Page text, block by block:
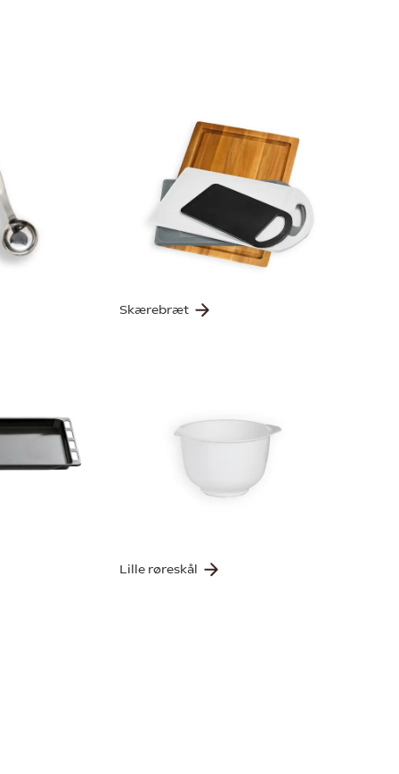
Skærebræt
Lille røreskål